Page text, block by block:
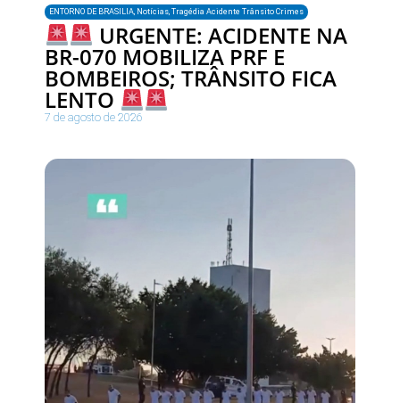
ENTORNO DE BRASILIA, Notícias, Tragédia Acidente Trânsito Crimes
URGENTE: ACIDENTE NA
BR-070 MOBILIZA PRF E
BOMBEIROS; TRÂNSITO FICA
LENTO
7 de agosto de 2026